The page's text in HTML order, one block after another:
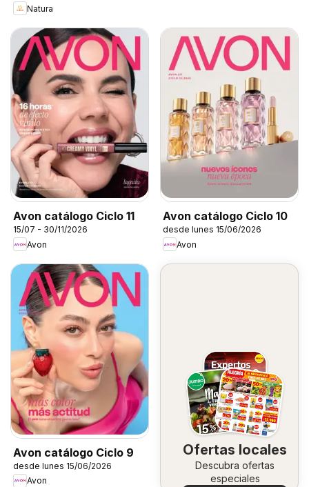
Natura
Avon catálogo Ciclo 11
15/07 - 30/11/2026
Avon
Avon catálogo Ciclo 10
desde lunes 15/06/2026
Avon
Avon catálogo Ciclo 9
desde lunes 15/06/2026
Avon
Ofertas locales
Descubra ofertas
especiales